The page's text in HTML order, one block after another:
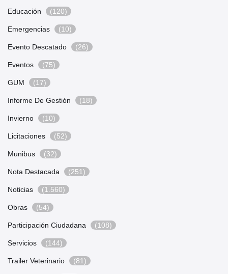
Educación (120)
Emergencias (10)
Evento Descatado (26)
Eventos (75)
GUM (17)
Informe De Gestión (18)
Invierno (10)
Licitaciones (52)
Munibus (32)
Nota Destacada (251)
Noticias (1.560)
Obras (54)
Participación Ciudadana (108)
Servicios (144)
Trailer Veterinario (81)